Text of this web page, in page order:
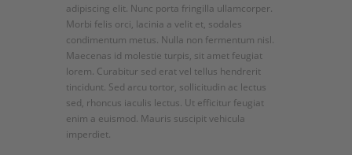
adipiscing elit. Nunc porta fringilla ullamcorper.
Morbi felis orci, lacinia a velit et, sodales
condimentum metus. Nulla non fermentum nisl.
Maecenas id molestie turpis, sit amet feugiat
lorem. Curabitur sed erat vel tellus hendrerit
tincidunt. Sed arcu tortor, sollicitudin ac lectus
sed, rhoncus iaculis lectus. Ut efficitur feugiat
enim a euismod. Mauris suscipit vehicula
imperdiet.